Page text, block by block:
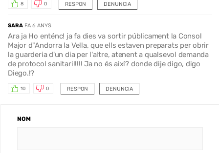
RESPON
8 0 DENUNCIA
SARA FA 6 ANYS
Ara ja Ho enténc! ja fa dies va sortir públicament la Consol
Major d"Andorra la Vella, que ells estaven preparats per obrir
la guarderia d'un dia per l'altre, atenent a qualsevol demanda
de protocol sanitari!!!!! Ja no és així? donde dije digo, digo
Diego.!?
RESPON
10 0 DENUNCIA
NOM